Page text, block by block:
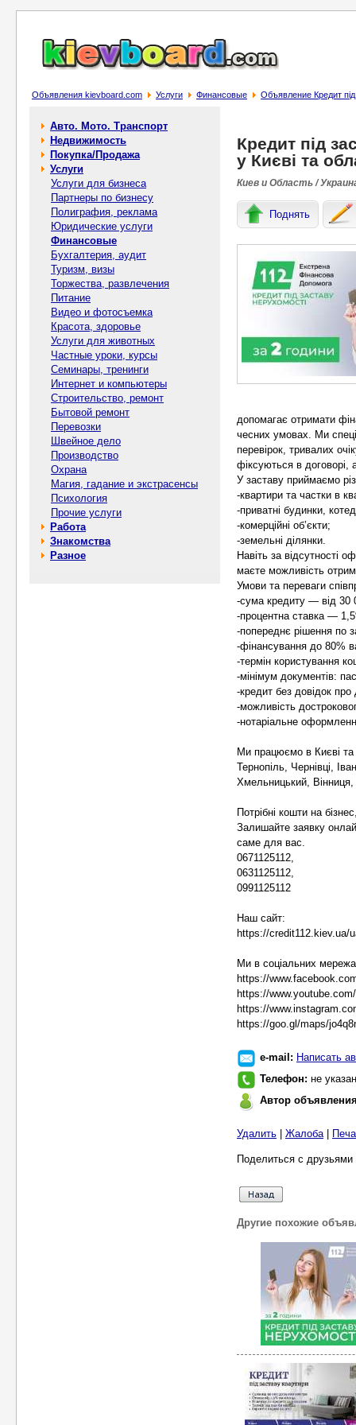
Объявления kievboard.com Услуги Финансовые Объявление Кредит під
Авто. Мото. Транспорт
Недвижимость
Покупка/Продажа
Услуги
Услуги для бизнеса
Партнеры по бизнесу
Полиграфия, реклама
Юридические услуги
Финансовые
Бухгалтерия, аудит
Туризм, визы
Торжества, развлечения
Питание
Видео и фотосъемка
Красота, здоровье
Услуги для животных
Частные уроки, курсы
Семинары, тренинги
Интернет и компьютеры
Строительство, ремонт
Бытовой ремонт
Перевозки
Швейное дело
Производство
Охрана
Магия, гадание и экстрасенсы
Психология
Прочие услуги
Работа
Знакомства
Разное
Кредит під
у Києві та
Киев и Область /
Поднять
допомагає отримати
чесних умовах. Ми
перевірок, тривалих
фіксуються в
У заставу приймаємо
-квартири та частки в
-приватні будинки,
-комерційні об’єкти;
-земельні ділянки.
Навіть за відсутності
маєте можливість
Умови та переваги
-сума кредиту — від 30
-процентна ставка —
-попереднє рішення по
-фінансування до 80%
-термін користування
-мінімум документів:
-кредит без довідок
-можливість
-нотаріальне
Ми працюємо в Києві та
Тернопіль, Чернівці,
Хмельницький,
Потрібні кошти на
Залишайте заявку
саме для вас.
0671125112,
0631125112,
0991125112
Наш сайт:
https://credit112.kiev.ua/
Ми в соціальних
https://
https://
https://
https://goo.gl/maps/
e-mail: Написать
Телефон: не указан
Автор
Удалить Жалоба|
Поделиться с
Другие похожие